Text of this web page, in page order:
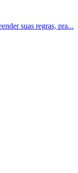
suas regras, pra...